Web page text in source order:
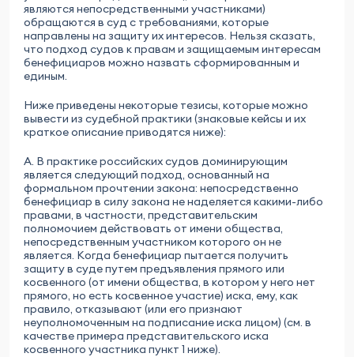
являются непосредственными участниками)
обращаются в суд с требованиями, которые
направлены на защиту их интересов. Нельзя сказать,
что подход судов к правам и защищаемым интересам
бенефициаров можно назвать сформированным и
единым.
Ниже приведены некоторые тезисы, которые можно
вывести из судебной практики (знаковые кейсы и их
краткое описание приводятся ниже):
A. В практике российских судов доминирующим
является следующий подход, основанный на
формальном прочтении закона: непосредственно
бенефициар в силу закона не наделяется какими-либо
правами, в частности, представительским
полномочием действовать от имени общества,
непосредственным участником которого он не
является. Когда бенефициар пытается получить
защиту в суде путем предъявления прямого или
косвенного (от имени общества, в котором у него нет
прямого, но есть косвенное участие) иска, ему, как
правило, отказывают (или его признают
неуполномоченным на подписание иска лицом) (см. в
качестве примера представительского иска
косвенного участника пункт 1 ниже).